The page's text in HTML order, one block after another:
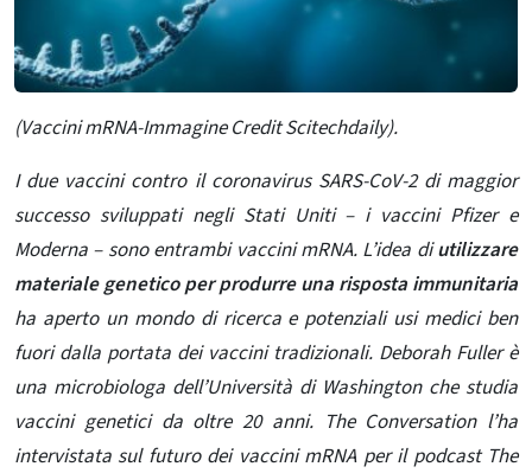
(Vaccini mRNA-Immagine Credit Scitechdaily).
I due vaccini contro il coronavirus SARS-CoV-2 di maggior
successo sviluppati negli Stati Uniti – i vaccini Pfizer e
Moderna – sono entrambi vaccini mRNA. L’idea diutilizzare
materiale genetico per produrre una risposta immunitaria
ha aperto un mondo di ricerca e potenziali usi medici ben
fuori dalla portata dei vaccini tradizionali. Deborah Fuller è
una microbiologa dell’Università di Washington che studia
vaccini genetici da oltre 20 anni. The Conversation l’ha
intervistata sul futuro dei vaccini mRNA per il podcast The